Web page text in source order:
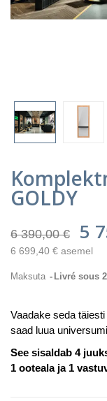
GOLDY
6 390,00 € 5
6 699,40 € asemel
Maksuta Livré sous
Vaadake seda
saad luua
See sisaldab 4
1 ooteala ja 1